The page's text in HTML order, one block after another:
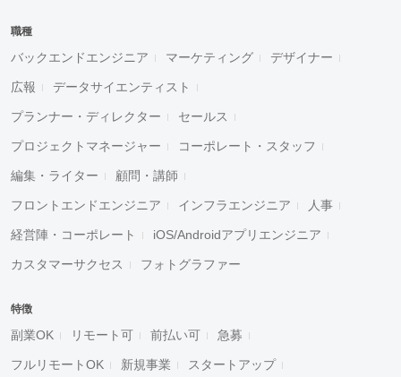
職種
バックエンドエンジニア マーケティング デザイナー
広報 データサイエンティスト
プランナー・ディレクター セールス
プロジェクトマネージャー コーポレート・スタッフ
編集・ライター 顧問・講師
フロントエンドエンジニア インフラエンジニア 人事
経営陣・コーポレート iOS/Androidアプリエンジニア
カスタマーサクセス フォトグラファー
特徴
副業OK リモート可 前払い可 急募
フルリモートOK 新規事業 スタートアップ